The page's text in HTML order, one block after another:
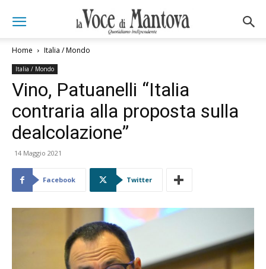
Home Italia / Mondo
Italia / Mondo
Vino, Patuanelli “Italia
contraria alla proposta sulla
dealcolazione”
14 Maggio 2021
Facebook Twitter